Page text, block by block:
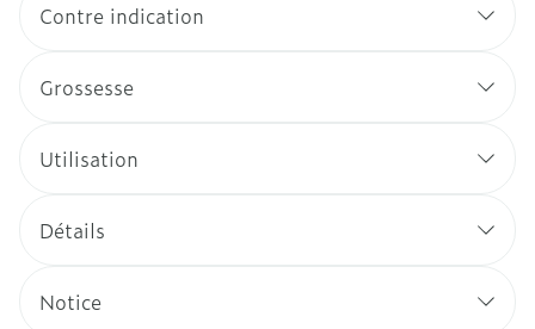
Contre indication
Grossesse
Utilisation
Détails
Notice